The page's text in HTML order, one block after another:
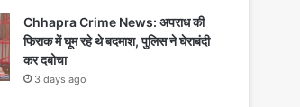
Chhapra Crime News: अपराध की
फिराक में घूम रहे थे बदमाश, पुलिस ने घेराबंदी
कर दबोचा
3 days ago